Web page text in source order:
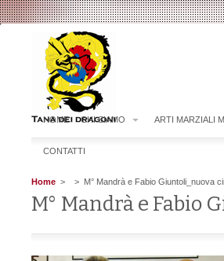
HOME CHI SIAMO ARTI MARZIALI
CONTATTI
Home > > M° Mandrà e Fabio Giuntoli_nuova
M° Mandrà e Fabio